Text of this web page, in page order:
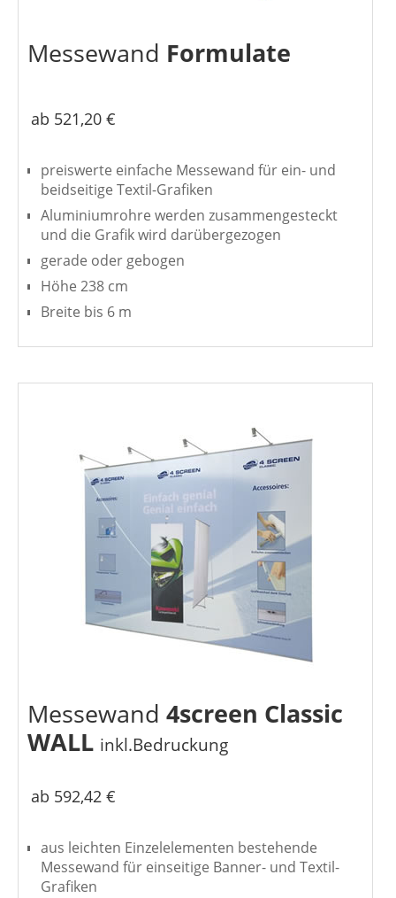
Messewand Formulate
ab 521,20 €
preiswerte einfache Messewand für ein- und
beidseitige Textil-Grafiken
Aluminiumrohre werden zusammengesteckt
und die Grafik wird darübergezogen
gerade oder gebogen
Höhe 238 cm
Breite bis 6 m
Messewand 4screen Classic
WALL inkl.Bedruckung
ab 592,42 €
aus leichten Einzelelementen bestehende
Messewand für einseitige Banner- und Textil-
Grafiken